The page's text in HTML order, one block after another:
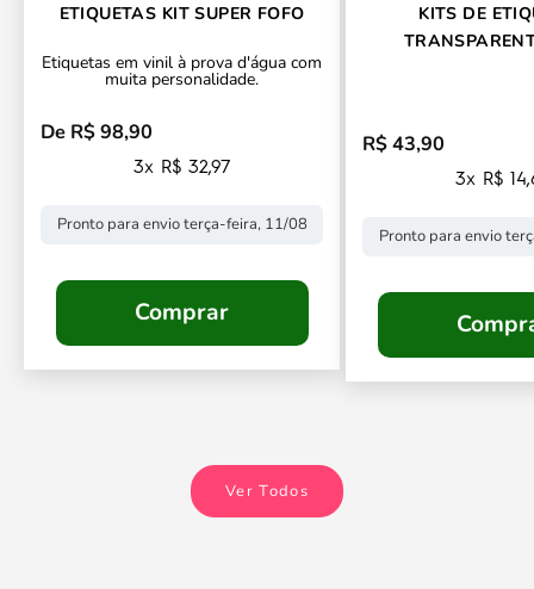
ETIQUETAS KIT SUPER FOFO
Etiquetas em vinil à prova d'água com
muita personalidade.
Preço promocional
De R$ 98,90
3x R$ 32,97
Pronto para envio terça-feira, 11/08
Comprar
KITS DE
Preço promocional
R$ 43,90
3x R$
Pronto para envio
Ver Todos